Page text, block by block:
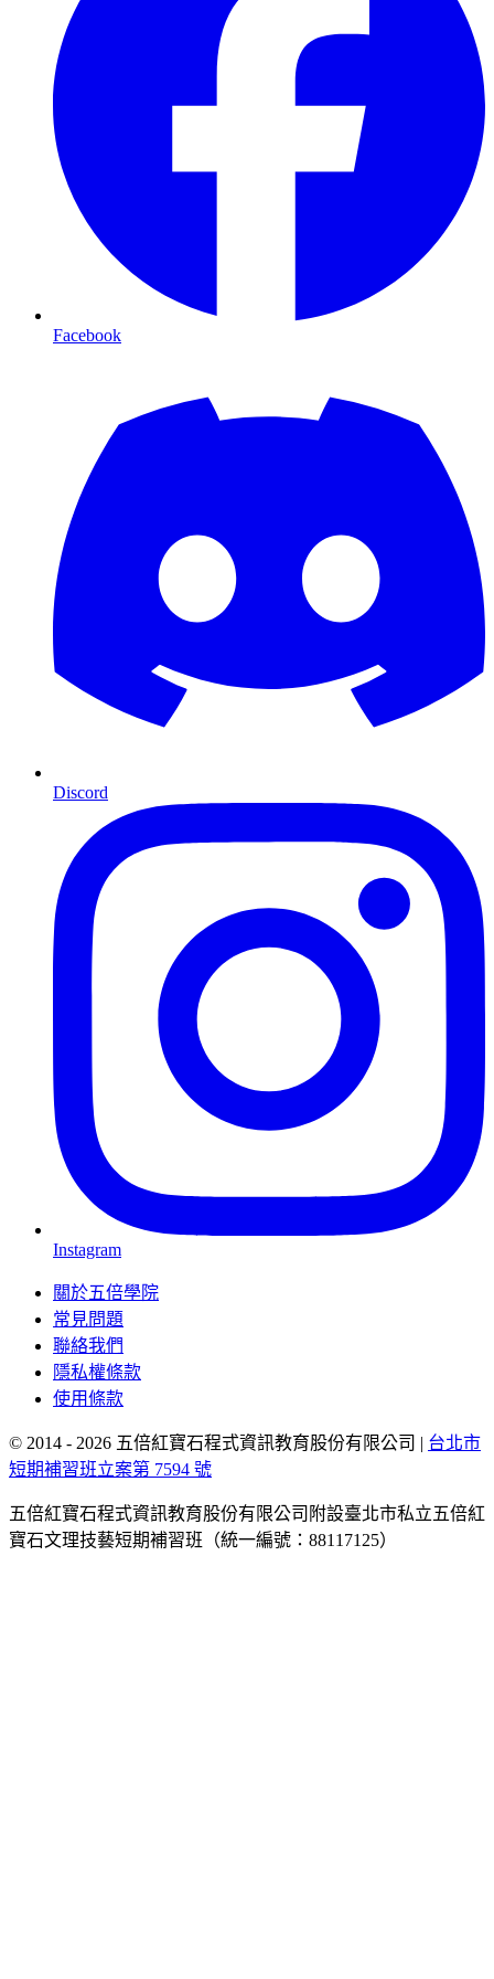
Facebook
Discord
Instagram
關於五倍學院
常見問題
聯絡我們
隱私權條款
使用條款
© 2014 - 2026 五倍紅寶石程式資訊教育股份有限公司
台北市
短期補習班立案第 7594 號
五倍紅寶石程式資訊教育股份有限公司附設臺北市私立五倍紅
寶石文理技藝短期補習班（統一編號：88117125）